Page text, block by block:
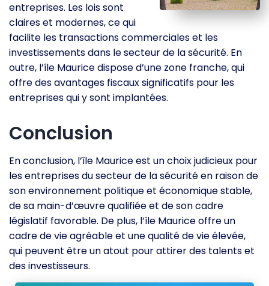
entreprises. Les lois sont
claires et modernes, ce qui
facilite les transactions commerciales et les
investissements dans le secteur de la sécurité. En
outre, l’île Maurice dispose d’une zone franche, qui
offre des avantages fiscaux significatifs pour les
entreprises qui y sont implantées.
Conclusion
En conclusion, l’île Maurice est un choix judicieux pour
les entreprises du secteur de la sécurité en raison de
son environnement politique et économique stable,
de sa main-d’œuvre qualifiée et de son cadre
législatif favorable. De plus, l’île Maurice offre un
cadre de vie agréable et une qualité de vie élevée,
qui peuvent être un atout pour attirer des talents et
des investisseurs.